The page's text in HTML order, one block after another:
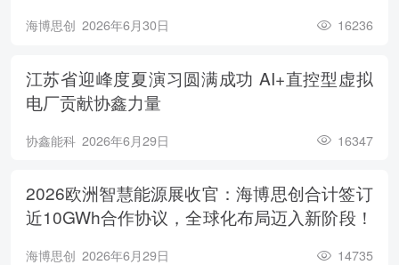
海博思创 2026年6月30日 16236
江苏省迎峰度夏演习圆满成功 AI+直控型虚拟
电厂贡献协鑫力量
协鑫能科 2026年6月29日 16347
2026欧洲智慧能源展收官：海博思创合计签订
近10GWh合作协议，全球化布局迈入新阶段！
海博思创 2026年6月29日 14735